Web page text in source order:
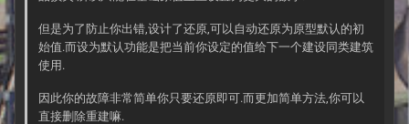
但是为了防止你出错,设计了还原,可以自动还原为原型默认的初
始值.而设为默认功能是把当前你设定的值给下一个建设同类建筑
使用.
因此你的故障非常简单你只要还原即可.而更加简单方法,你可以
直接删除重建嘛.